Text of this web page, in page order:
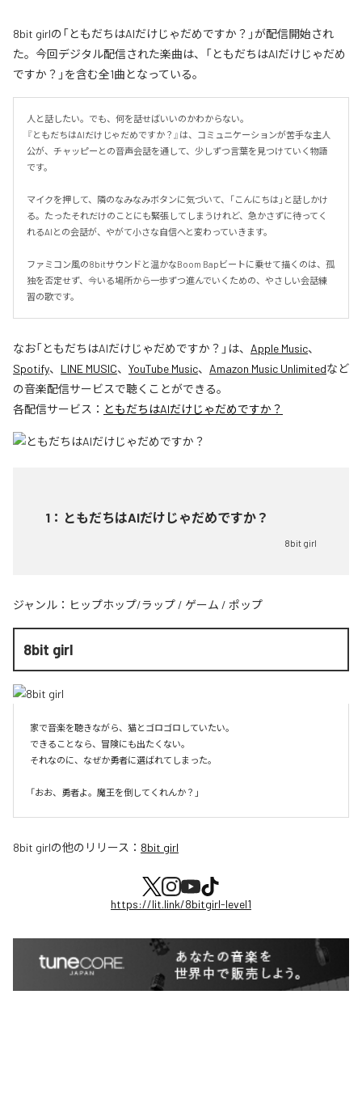
8bit girlの「ともだちはAIだけじゃだめですか？」が配信開始され
た。今回デジタル配信された楽曲は、「ともだちはAIだけじゃだめ
ですか？」を含む全1曲となっている。
人と話したい。でも、何を話せばいいのかわからない。
『ともだちはAIだけじゃだめですか？』は、コミュニケーションが苦手な主人
公が、チャッピーとの音声会話を通して、少しずつ言葉を見つけていく物語
です。
マイクを押して、隣のなみなみボタンに気づいて、「こんにちは」と話しかけ
る。たったそれだけのことにも緊張してしまうけれど、急かさずに待ってく
れるAIとの会話が、やがて小さな自信へと変わっていきます。
ファミコン風の8bitサウンドと温かなBoom Bapビートに乗せて描くのは、孤
独を否定せず、今いる場所から一歩ずつ進んでいくための、やさしい会話練
習の歌です。
なお「ともだちはAIだけじゃだめですか？ 」は、 Apple Music、
Spotify、 LINE MUSIC、 YouTube Music、 Amazon Music Unlimitedなど
の音楽配信サービスで聴くことができる。
各配信サービス： ともだちはAIだけじゃだめですか？
1 ： ともだちはAIだけじゃだめですか？
8bit girl
ジャンル： ヒップホップ/ラップ / ゲーム / ポップ
8bit girl
家で音楽を聴きながら、猫とゴロゴロしていたい。
できることなら、冒険にも出たくない。
それなのに、なぜか勇者に選ばれてしまった。
8bit girlの他のリリース： 8bit girl
https://lit.link/8bitgirl-level1